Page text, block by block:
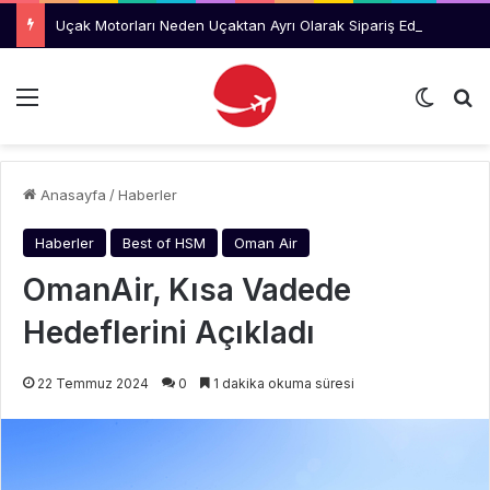
Menü Dış
Anasayfa /Haberler
Haberler Best of HSM Oman Air
OmanAir, Kısa Vadede
Hedeflerini Açıkladı
22 Temmuz 2024 0 1 dakika okuma süresi